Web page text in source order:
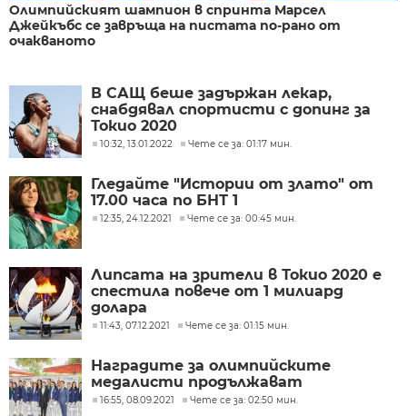
Олимпийският шампион в спринта Марсел
Джейкъбс се завръща на пистата по-рано от
очакваното
В САЩ беше задържан лекар,
снабдявал спортисти с допинг за
Токио 2020
10:32, 13.01.2022 Чете се за: 01:17 мин.
Гледайте "Истории от злато" от
17.00 часа по БНТ 1
12:35, 24.12.2021 Чете се за: 00:45 мин.
Липсата на зрители в Токио 2020 е
спестила повече от 1 милиард
долара
11:43, 07.12.2021 Чете се за: 01:15 мин.
Наградите за олимпийските
медалисти продължават
16:55, 08.09.2021 Чете се за: 02:50 мин.